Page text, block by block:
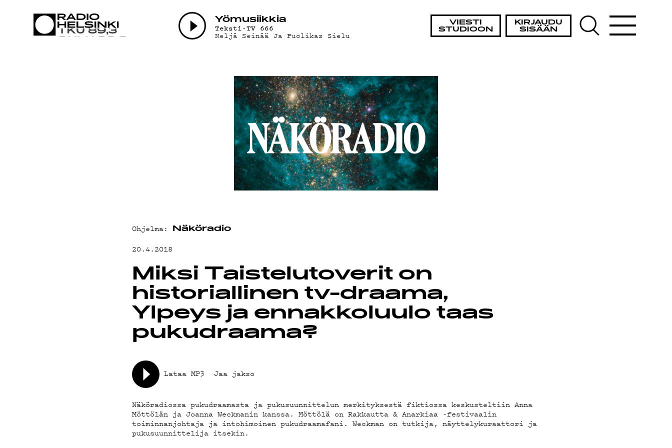
VIESTI
STUDIOON
KIRJAUDU
SISÄÄN
Yö­mu­siik­kia
Teksti-TV 666
Neljä Seinää Ja Puolikas Sielu
AJANKOHTAISTA
MAINOSTA
YHTEYSTIEDOT
G LIVELAB
YSTÄVÄKLUBI
TIETOSUOJA
Ohjelma: Näköradio
20.4.2018
Miksi Taistelutoverit on
historiallinen tv-draama,
Ylpeys ja ennakkoluulo taas
pukudraama?
Lataa MP3 Jaa jakso
Näköradiossa pukudraamasta ja pukusuunnittelun merkityksestä fiktiossa keskusteltiin Anna
Möttölän ja Joanna Weckmanin kanssa. Möttölä on Rakkautta & Anarkiaa -festivaalin
toiminnanjohtaja ja intohimoinen pukudraamafani. Weckman on tutkija, näyttelykuraattori ja
pukusuunnittelija itsekin.